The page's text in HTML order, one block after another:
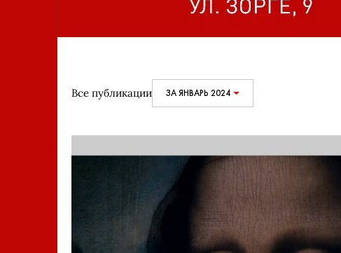
Все публикации ЗА ЯНВАРЬ 2024